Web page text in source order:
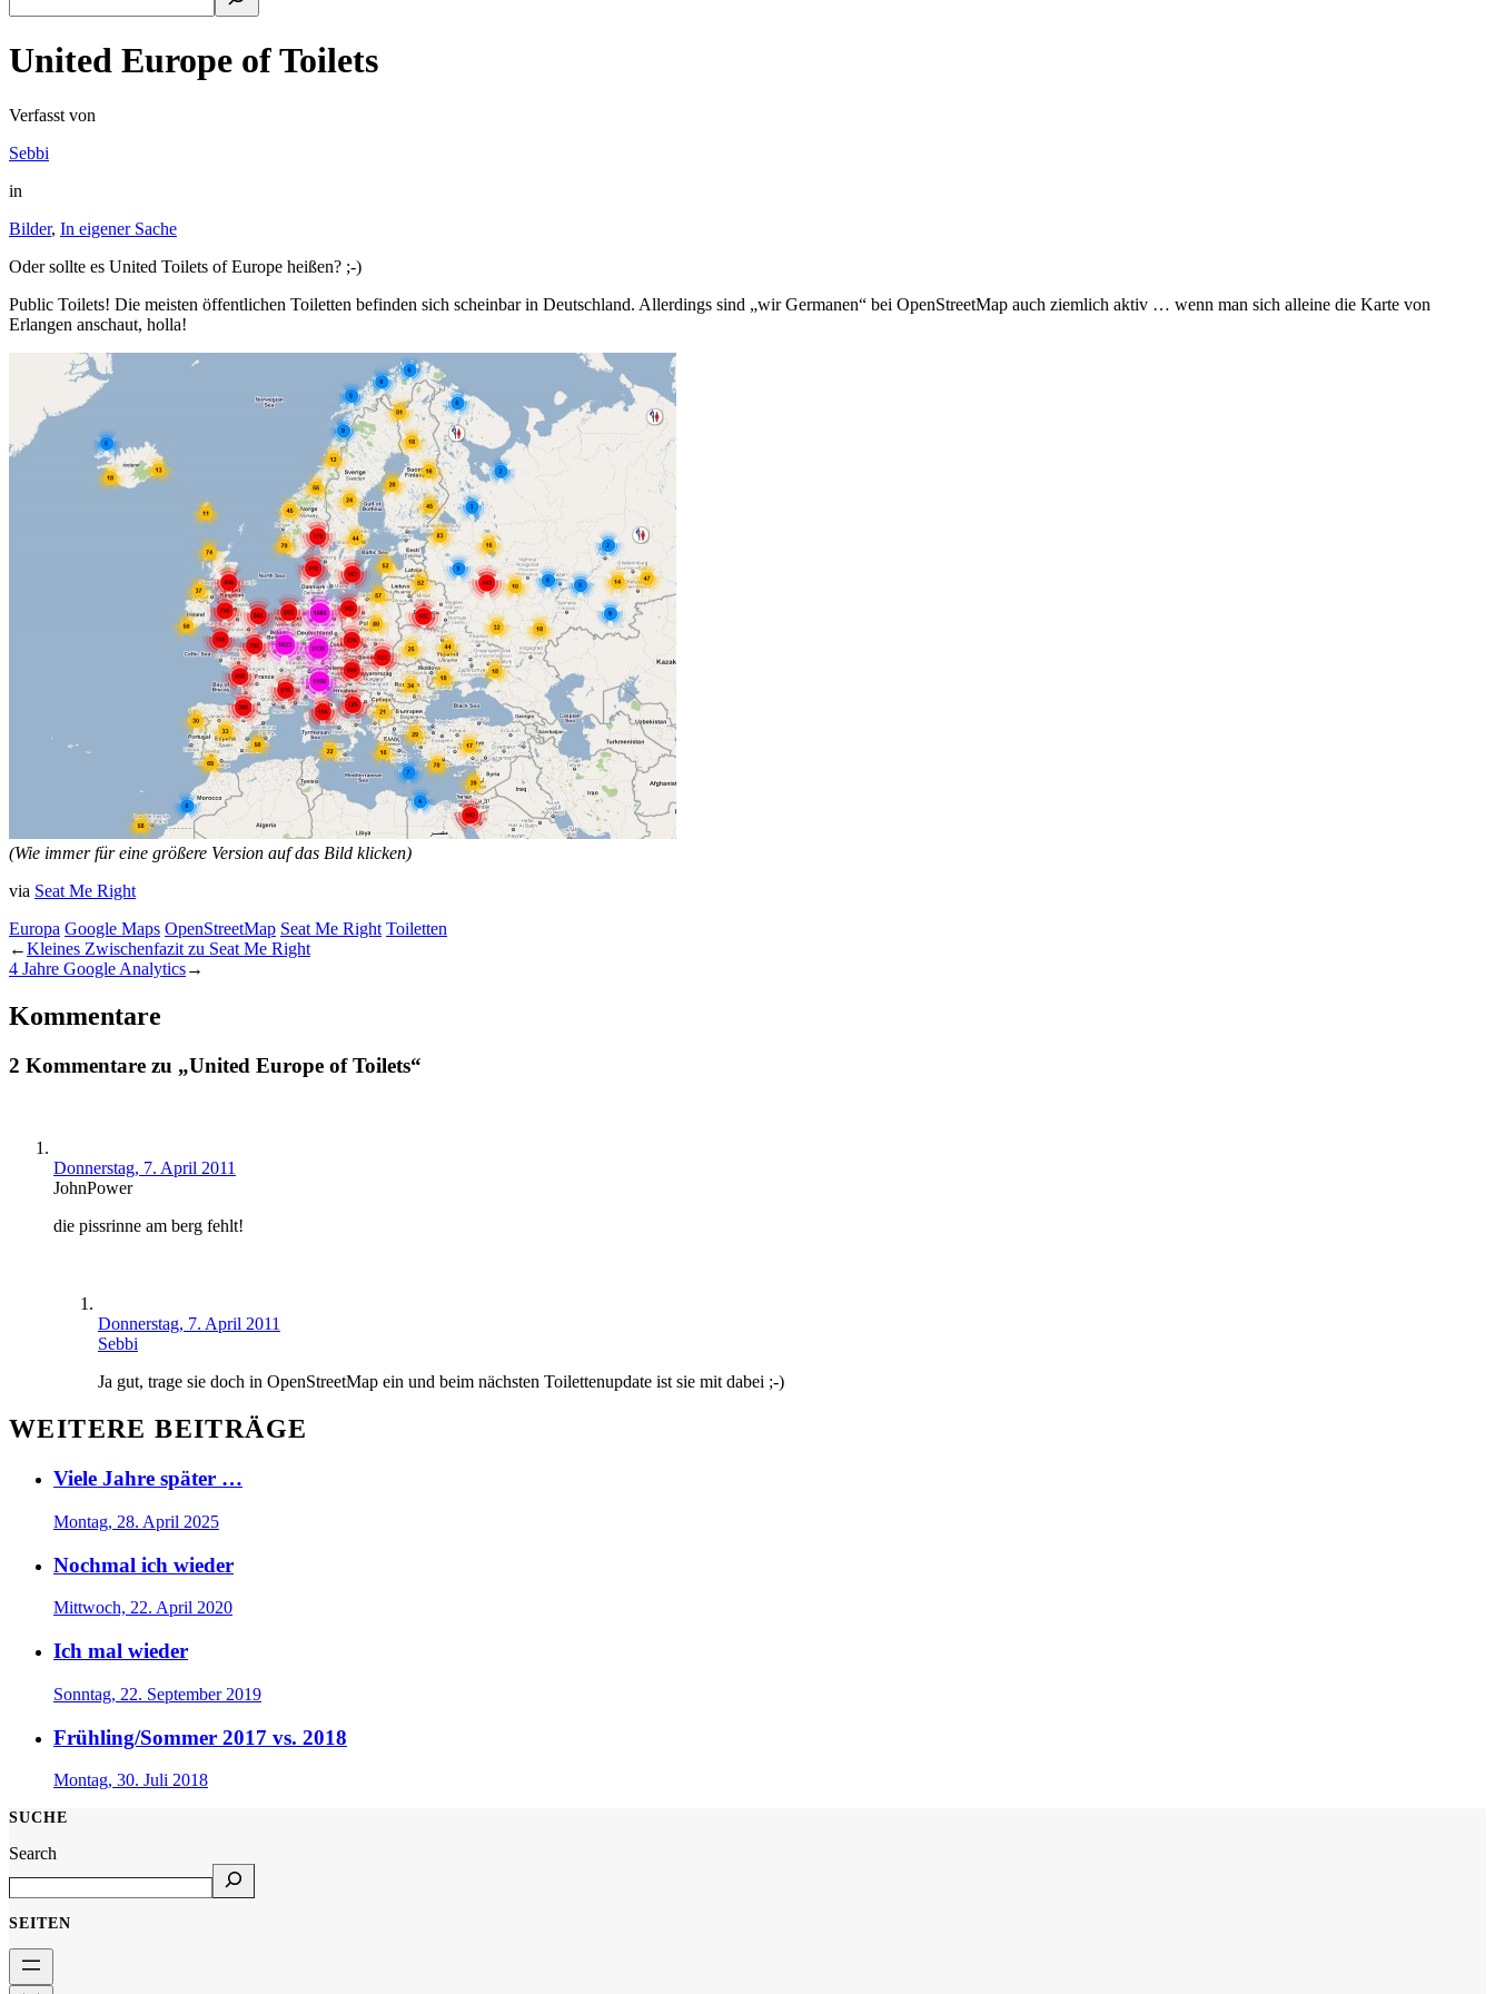
United Europe of Toilets
Verfasst von
Sebbi
in
Bilder, In eigener Sache
Oder sollte es United Toilets of Europe heißen? ;-)
Public Toilets! Die meisten öffentlichen Toiletten befinden sich scheinbar in Deutschland. Allerdings sind „wir Germanen“ bei OpenStreetMap auch ziemlich aktiv … wenn man sich alleine die Karte von
Erlangen anschaut, holla!
(Wie immer für eine größere Version auf das Bild klicken)
via Seat Me Right
Europa Google Maps OpenStreetMap Seat Me Right Toiletten
←Kleines Zwischenfazit zu Seat Me Right
4 Jahre Google Analytics→
Kommentare
2 Kommentare zu „United Europe of Toilets“
Donnerstag, 7. April 2011
JohnPower
die pissrinne am berg fehlt!
Donnerstag, 7. April 2011
Sebbi
Ja gut, trage sie doch in OpenStreetMap ein und beim nächsten Toilettenupdate ist sie mit dabei ;-)
WEITERE BEITRÄGE
Viele Jahre später …
Montag, 28. April 2025
Nochmal ich wieder
Mittwoch, 22. April 2020
Ich mal wieder
Sonntag, 22. September 2019
Frühling/Sommer 2017 vs. 2018
Montag, 30. Juli 2018
SUCHE
Search
SEITEN